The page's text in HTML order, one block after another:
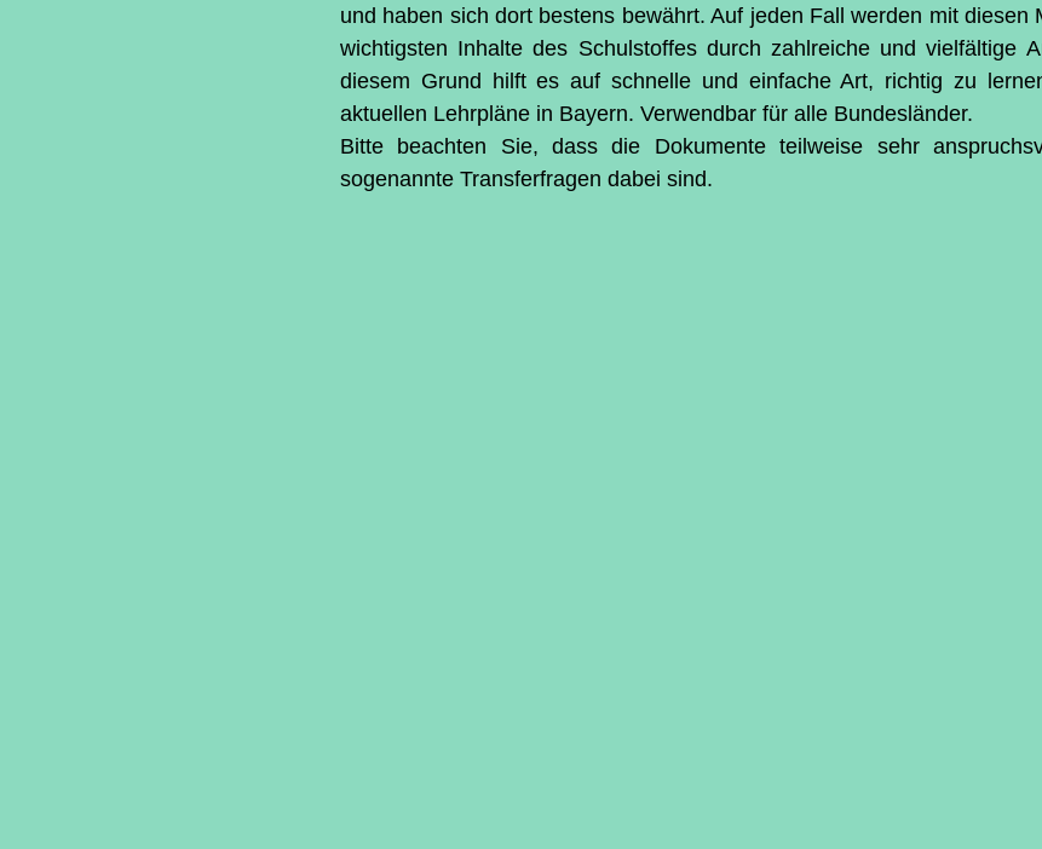
und haben sich dort bestens bewährt. Auf jeden Fall werden mit diesen
wichtigsten Inhalte des Schulstoffes durch zahlreiche und vielfältige
diesem Grund hilft es auf schnelle und einfache Art, richtig zu
aktuellen Lehrpläne in Bayern. Verwendbar für alle Bundesländer.
Bitte beachten Sie, dass die Dokumente teilweise sehr
sogenannte Transferfragen dabei sind.